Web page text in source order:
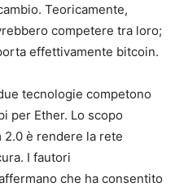
Teoricamente,
competere tra loro;
effettivamente bitcoin.
tecnologie competono
per Ether. Lo scopo
2.0 è rendere la rete
I fautori
che ha consentito